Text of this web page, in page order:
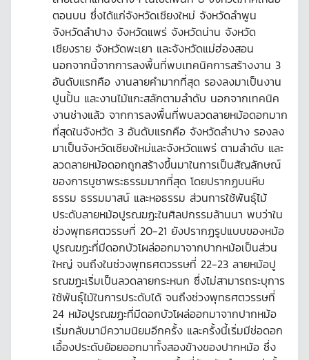
ตอนบน ซึ่งได้แก่จังหวัดเชียงใหม่ จังหวัดลำพูน
จังหวัดลำปาง จังหวัดแพร่ จังหวัดน่าน จังหวัด
เชียงราย จังหวัดพะเยา และจังหวัดแม่ฮ่องสอน
นอกจากนี้จากการลงพื้นที่พบเทคนิคการสร้างงาน 3
อันดับแรกคือ งานลายคำมากที่สุด รองลงมาเป็นงาน
ปูนปั้น และงานไม้แกะสลักตามลำดับ นอกจากเทคนิค
งานช่างแล้ว จากการลงพื้นที่พบลวดลายหม้อดอกมาก
ที่สุดในจังหวัด 3 อันดับแรกคือ จังหวัดลำปาง รองลง
มาเป็นจังหวัดเชียงใหม่และจังหวัดแพร่ ตามลำดับ และ
ลวดลายหม้อดอกถูกสร้างขึ้นมาในการเป็นสัญลักษณ์
ของการบูชาพระธรรมมากที่สุด โดยปรากฏบนหีบ
ธรรม ธรรมมาสน์ และหอธรรม ส่วนการใช้พันธุ์ไม้
ประดับลายหม้อปูรณฆฏะในศิลปกรรมล้านนา พบว่าใน
ช่วงพุทธศตวรรษที่ 20-21 ยังปรากฏรูปแบบของหม้อ
ปูรณฆฏะที่มีดอกบัวโผล่ออกมาจากปากหม้อเป็นส่วน
ใหญ่ จนถึงในช่วงพุทธศตวรรษที่ 22-23 ลายหม้อปู
รณฆฏะเริ่มเป็นลวดลายกระหนก ซึ่งไม่สามารถระบุการ
ใช้พันธุ์ไม้ในการประดับได้ จนถึงช่วงพุทธศตวรรษที่
24 หม้อปูรณฆฏะที่มีดอกบัวโผล่ออกมาจากปากหม้อ
เริ่มกลับมามีความนิยมอีกครั้ง และครั้งนี้เริ่มมีช่อดอก
เอื้องประดับย้อยออกมาทั้งสองข้างของปากหม้อ ซึ่ง